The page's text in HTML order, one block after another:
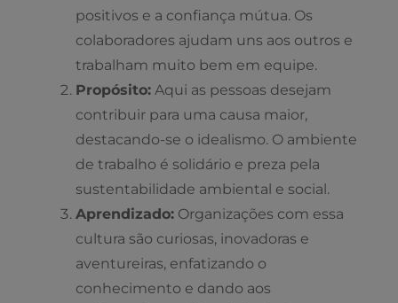
positivos e a confiança mútua. Os
colaboradores ajudam uns aos outros e
trabalham muito bem em equipe.
Propósito: Aqui as pessoas desejam
contribuir para uma causa maior,
destacando-se o idealismo. O ambiente
de trabalho é solidário e preza pela
sustentabilidade ambiental e social.
Aprendizado: Organizações com essa
cultura são curiosas, inovadoras e
aventureiras, enfatizando o
conhecimento e dando aos